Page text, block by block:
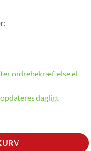
ordrebekræftelse el.
dagligt
5TB - Sort antal